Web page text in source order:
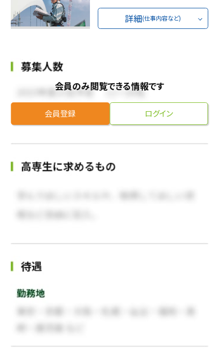
詳細(仕事内容など)
会員のみ閲覧できる情報です
会員登録 ログイン